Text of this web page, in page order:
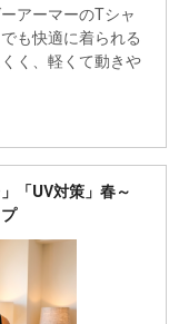
アーマーのTシャ
も快適に着られる
くく、軽くて動き
「UV対策」春～